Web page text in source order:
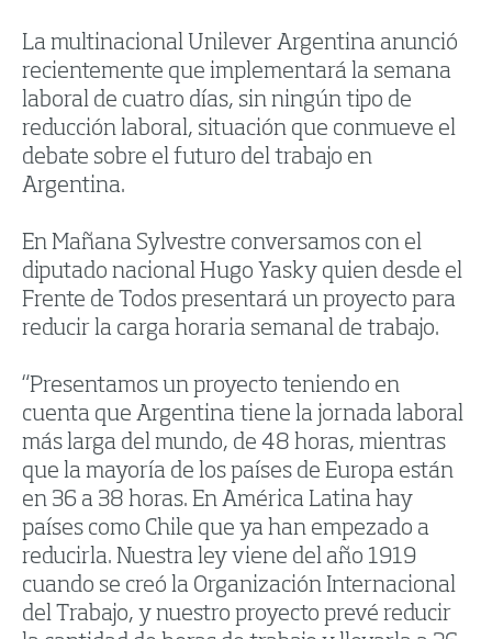
La multinacional Unilever Argentina anunció
recientemente que implementará la semana
laboral de cuatro días, sin ningún tipo de
reducción laboral, situación que conmueve el
debate sobre el futuro del trabajo en
Argentina.
En Mañana Sylvestre conversamos con el
diputado nacional Hugo Yasky quien desde el
Frente de Todos presentará un proyecto para
reducir la carga horaria semanal de trabajo.
“Presentamos un proyecto teniendo en
cuenta que Argentina tiene la jornada laboral
más larga del mundo, de 48 horas, mientras
que la mayoría de los países de Europa están
en 36 a 38 horas. En América Latina hay
países como Chile que ya han empezado a
reducirla. Nuestra ley viene del año 1919
cuando se creó la Organización Internacional
del Trabajo, y nuestro proyecto prevé reducir